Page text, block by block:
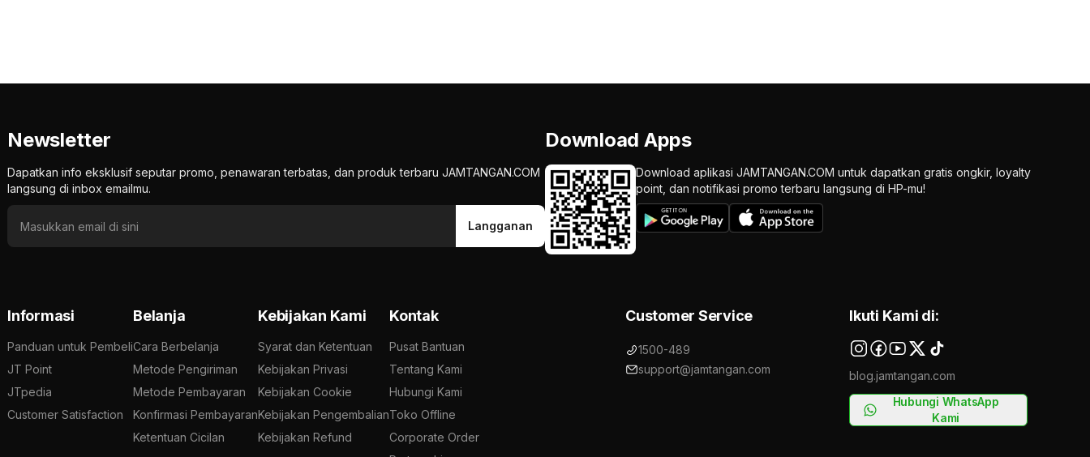
Newsletter
Dapatkan info eksklusif seputar promo, penawaran terbatas, dan produk terbaru JAMTANGAN.COM
langsung di inbox emailmu.
Langganan
Download Apps
Download aplikasi JAMTANGAN.COM untuk dapatkan gratis ongkir, loyalty
point, dan notifikasi promo terbaru langsung di HP-mu!
Informasi
Panduan untuk Pembeli
JT Point
JTpedia
Customer Satisfaction
Belanja
Cara Berbelanja
Metode Pengiriman
Metode Pembayaran
Konfirmasi Pembayaran
Ketentuan Cicilan
Kebijakan Kami
Syarat dan Ketentuan
Kebijakan Privasi
Kebijakan Cookie
Kebijakan Pengembalian
Kebijakan Refund
Kontak
Pusat Bantuan
Tentang Kami
Hubungi Kami
Toko Offline
Corporate Order
Customer Service
1500-489
support@jamtangan.com
Ikuti Kami di:
blog.jamtangan.com
Hubungi WhatsApp
Kami